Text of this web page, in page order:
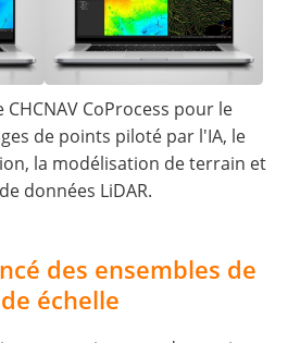
CoProcess pour le
de points piloté par l'IA, le
la modélisation de terrain et
données LiDAR.
des ensembles de
échelle